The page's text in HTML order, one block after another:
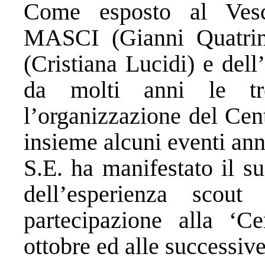
Come esposto al
MASCI (Gianni
(Cristiana Lucidi) e
da molti anni le
l’organizzazione del
insieme alcuni eventi
S.E. ha manifestato il
dell’esperienza
partecipazione alla
ottobre ed alle